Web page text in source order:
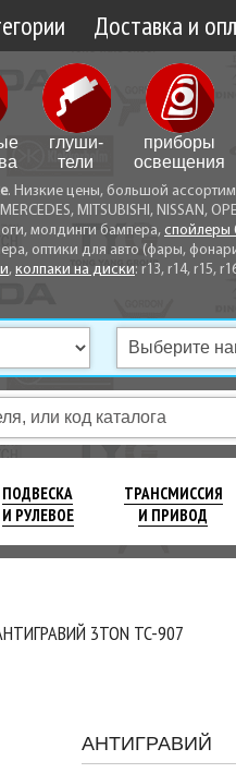
Доставка и
Доставка по
Доставка по
Самовывоз
Способы оплаты
глуши­
тели
приборы
освещения
. Низкие цены, большой
MITSUBISHI, NISSAN,
молдинги бампера,спойлеры
оптики для авто (фары,
, колпаки на диски: r13, r14, r15,
ПОДВЕСКА
И РУЛЕВОЕ
ТРАНСМИССИЯ
И ПРИВОД
3TON TC-907
АНТИГРАВИЙ